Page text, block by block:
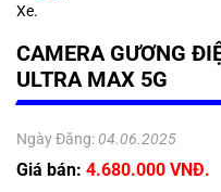
CAMERA GƯƠNG
ULTRA MAX 5G
Ngày Đăng:04.06.2025
Giá bán: 4.680.000 VNĐ.